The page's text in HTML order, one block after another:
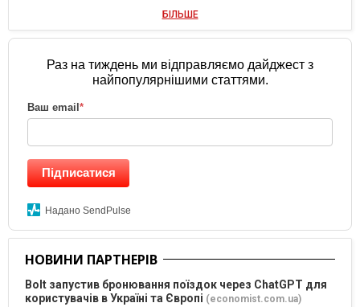
БІЛЬШЕ
Раз на тиждень ми відправляємо дайджест з
найпопулярнішими статтями.
Ваш email*
Підписатися
Надано SendPulse
НОВИНИ ПАРТНЕРІВ
Bolt запустив бронювання поїздок через ChatGPT для
користувачів в Україні та Європі (economist.com.ua)